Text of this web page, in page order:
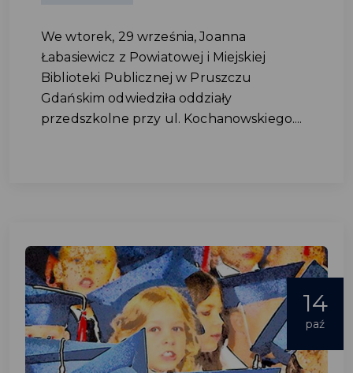
We wtorek, 29 września, Joanna
Łabasiewicz z Powiatowej i Miejskiej
Biblioteki Publicznej w Pruszczu
Gdańskim odwiedziła oddziały
przedszkolne przy ul. Kochanowskiego....
14
paź